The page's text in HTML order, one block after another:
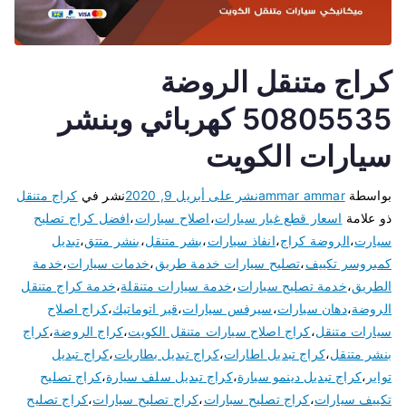
كراج متنقل الروضة
50805535 كهربائي وبنشر
سيارات الكويت
بواسطةammar ammarنشر على أبريل 9, 2020 نشر في كراج متنقل
ذو علامة اسعار قطع غيار سيارات،اصلاح سيارات،افضل كراج تصليح
سيارت،الروضة كراج،انفاذ سيارات،بشر متنقل،بنشر متتق،تبديل
كمبروسر تكييف،تصليح سيارات خدمة طريق،خدمات سيارات،خدمة
الطريق،خدمة تصليح سيارات،خدمة سيارات متنقلة،خدمة كراج متنقل
الروضة،دهان سيارات،سيرفس سيارات،قير اتوماتيك،كراج اصلاح
سيارات متنقل،كراج اصلاح سيارات متنقل الكويت،كراج الروضة،كراج
بنشر متنقل،كراج تبديل اطارات،كراج تبديل بطاريات،كراج تبديل
تواير ،كراج تبديل دينمو سيارة،كراج تبديل سلف سيارة،كراج تصليح
تكييف سيارات،كراج تصليح سبارات،كراج تصليح سيارات،كراج تصليح